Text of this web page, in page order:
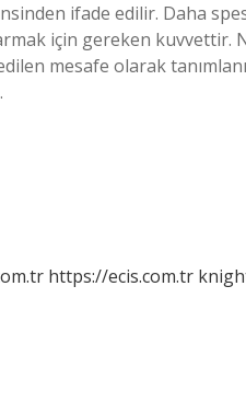
ifade edilir. Daha
için gereken kuvvettir.
mesafe olarak
https://ecis.com.tr